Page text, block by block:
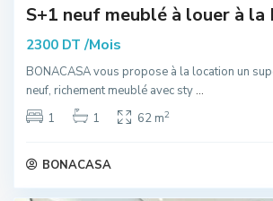
S+1 neuf meublé à louer à la
2300 DT /Mois
BONACASA vous propose à la location un
neuf, richement meublé avec sty...
1
1 62 m2
BONACASA